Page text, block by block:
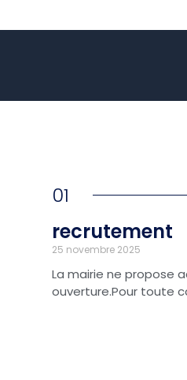
01
recrutement
25 novembre 2025
La mairie ne propose
ouverture.Pour toute